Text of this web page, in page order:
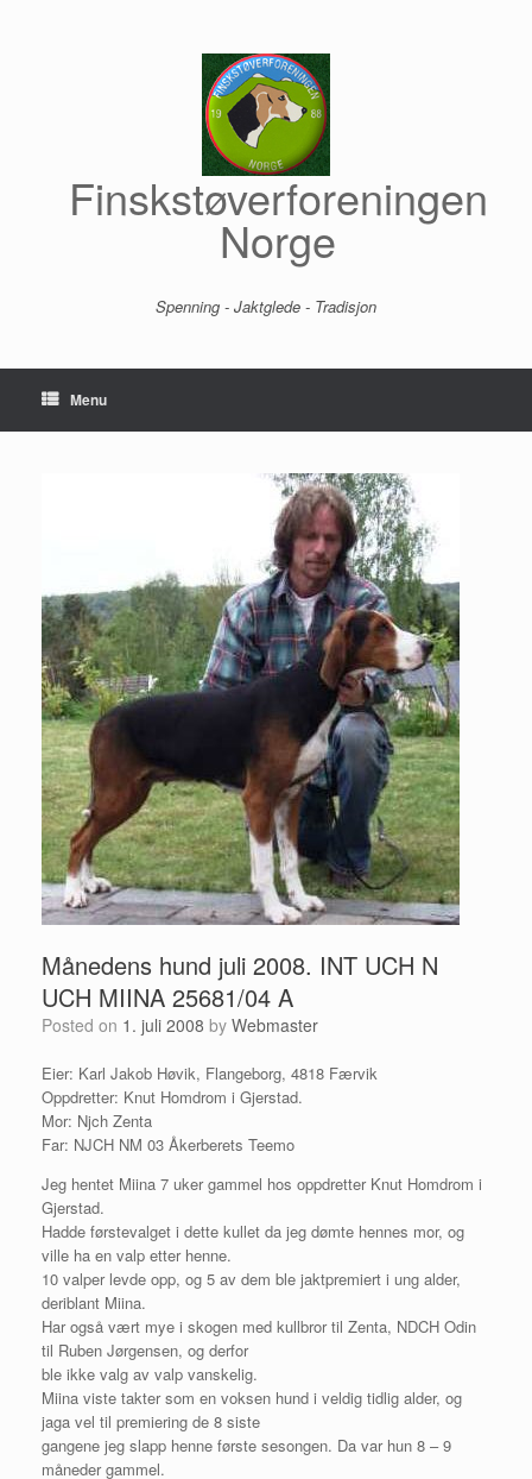
Finskstøverforeningen
Norge
Spenning - Jaktglede - Tradisjon
Menu
Månedens hund juli 2008. INT UCH N
UCH MIINA 25681/04 A
Posted on 1. juli 2008 by Webmaster
Eier: Karl Jakob Høvik, Flangeborg, 4818 Færvik
Oppdretter: Knut Homdrom i Gjerstad.
Mor: Njch Zenta
Far: NJCH NM 03 Åkerberets Teemo
Jeg hentet Miina 7 uker gammel hos oppdretter Knut Homdrom i
Gjerstad.
Hadde førstevalget i dette kullet da jeg dømte hennes mor, og
ville ha en valp etter henne.
10 valper levde opp, og 5 av dem ble jaktpremiert i ung alder,
deriblant Miina.
Har også vært mye i skogen med kullbror til Zenta, NDCH Odin
til Ruben Jørgensen, og derfor
ble ikke valg av valp vanskelig.
Miina viste takter som en voksen hund i veldig tidlig alder, og
jaga vel til premiering de 8 siste
gangene jeg slapp henne første sesongen. Da var hun 8 – 9
måneder gammel.